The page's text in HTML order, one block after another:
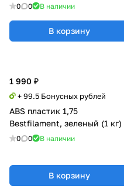
0 0 В наличии
В корзину
1 990 ₽
+ 99.5 Бонусных рублей
ABS пластик 1,75
Bestfilament, зеленый (1 кг)
0 0 В наличии
В корзину